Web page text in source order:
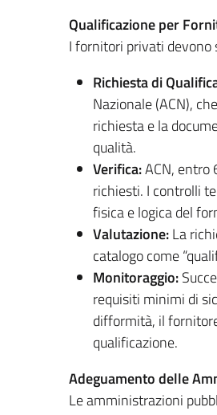
Qualificazione per
I fornitori privati devono
Richiesta di
Nazionale (ACN),
richiesta e la
qualità.
Verifica:ACN, entro
richiesti. I controlli
fisica e logica del
Valutazione:La
catalogo come
Monitoraggio:
requisiti minimi di
difformità, il
qualificazione.
Adeguamento delle
Le amministrazioni